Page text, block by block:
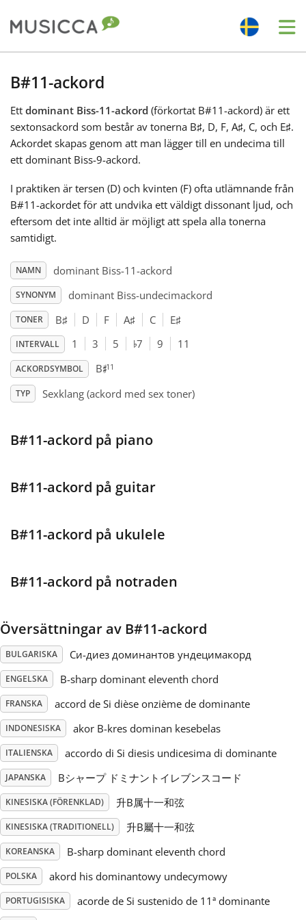
Български
Dansk
Deutsch
English
Español
Français
한국어
Русский
Svenska
Tiếng Việt
Türkçe
简体中文
繁體中文
B#11-ackord
Ett dominant Biss-11-ackord (förkortat B#11-ackord) är ett
sextonsackord som består av tonerna B♯, D, F, A♯, C, och E♯.
Ackordet skapas genom att man lägger till en undecima till
ett dominant Biss-9-ackord.
I praktiken är tersen (D) och kvinten (F) ofta utlämnande från
B#11-ackordet för att undvika ett väldigt dissonant ljud, och
eftersom det inte alltid är möjligt att spela alla tonerna
samtidigt.
NAMN dominant Biss-11-ackord
SYNONYM dominant Biss-undecimackord
TONER B♯ D F A♯ C E♯
INTERVALL 1 3 5 ♭7 9 11
ACKORDSYMBOL B♯11
TYP Sexklang (ackord med sex toner)
B#11-ackord på piano
B#11-ackord på guitar
B#11-ackord på ukulele
B#11-ackord på notraden
Översättningar av B#11-ackord
BULGARISKA Си-диез доминантов ундецимакорд
ENGELSKA B-sharp dominant eleventh chord
FRANSKA accord de Si dièse onzième de dominante
INDONESISKA akor B-kres dominan kesebelas
ITALIENSKA accordo di Si diesis undicesima di dominante
JAPANSKA Bシャープ ドミナントイレブンスコード
KINESISKA (FÖRENKLAD) 升B属十一和弦
KINESISKA (TRADITIONELL) 升B屬十一和弦
KOREANSKA B-sharp dominant eleventh chord
POLSKA akord his dominantowy undecymowy
PORTUGISISKA acorde de Si sustenido de 11ª dominante